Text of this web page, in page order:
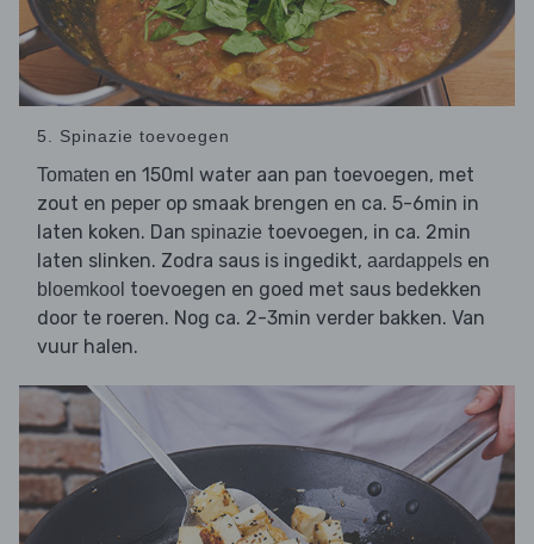
5. Spinazie toevoegen
Tomaten en 150ml water aan pan toevoegen, met
zout en peper op smaak brengen en ca. 5-6min in
laten koken. Dan spinazie toevoegen, in ca. 2min
laten slinken. Zodra saus is ingedikt, aardappels en
bloemkool toevoegen en goed met saus bedekken
door te roeren. Nog ca. 2-3min verder bakken. Van
vuur halen.